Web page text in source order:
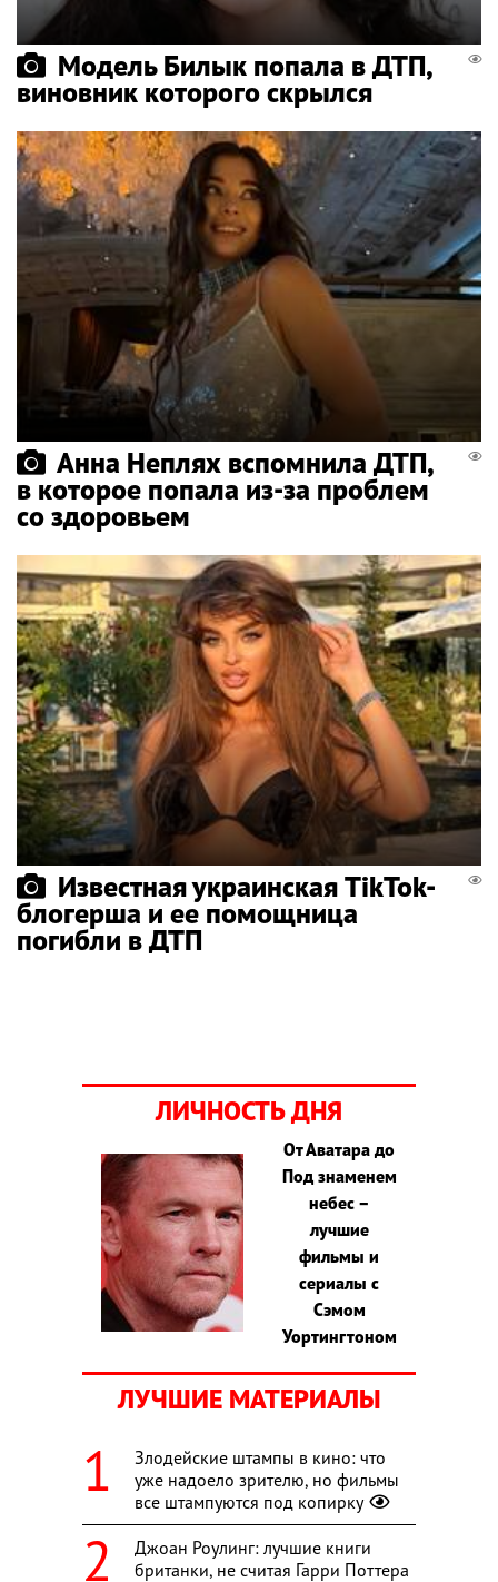
Модель Билык попала в ДТП,
виновник которого скрылся
Анна Неплях вспомнила ДТП,
в которое попала из-за проблем
со здоровьем
Известная украинская TikTok-
блогерша и ее помощница
погибли в ДТП
ЛИЧНОСТЬ ДНЯ
От Аватара до
Под знаменем
небес –
лучшие
фильмы и
сериалы с
Сэмом
Уортингтоном
ЛУЧШИЕ МАТЕРИАЛЫ
Злодейские штампы в кино: что
уже надоело зрителю, но фильмы
все штампуются под копирку
Джоан Роулинг: лучшие книги
британки, не считая Гарри Поттера